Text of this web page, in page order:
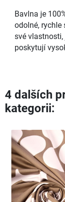
Bavlna je
odolné, rychle
své vlastnosti,
poskytují
4 dalších
kategorii: